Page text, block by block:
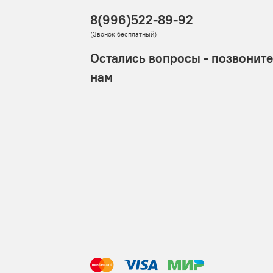
сразу, а потом сделать возврат.
на 100 заказов 3-4 обмена/возврата. Подробнее
получить посылку.
8(996)522-89-92
(Звонок бесплатный)
Остались вопросы - позвоните
нам